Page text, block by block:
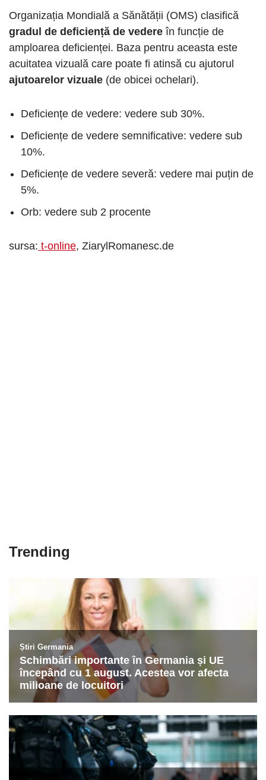
Organizația Mondială a Sănătății (OMS) clasifică
gradul de deficiență de vedere în funcție de
amploarea deficienței. Baza pentru aceasta este
acuitatea vizuală care poate fi atinsă cu ajutorul
ajutoarelor vizuale (de obicei ochelari).
Deficiențe de vedere: vedere sub 30%.
Deficiențe de vedere semnificative: vedere sub
10%.
Deficiențe de vedere severă: vedere mai puțin de
5%.
Orb: vedere sub 2 procente
sursa: t-online, ZiarylRomanesc.de
Trending